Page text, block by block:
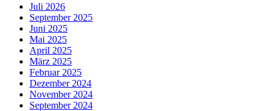
Juli 2026
September 2025
Juni 2025
Mai 2025
April 2025
März 2025
Februar 2025
Dezember 2024
November 2024
September 2024